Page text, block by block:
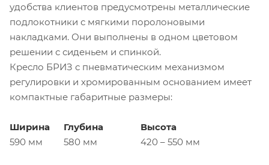
удобства клиентов предусмотрены металлические
подлокотники с мягкими поролоновыми
накладками. Они выполнены в одном цветовом
решении с сиденьем и спинкой.
Кресло БРИЗ с пневматическим механизмом
регулировки и хромированным основанием имеет
компактные габаритные размеры:
Ширина Глубина
Высота
590 мм
580 мм 420 – 550 мм